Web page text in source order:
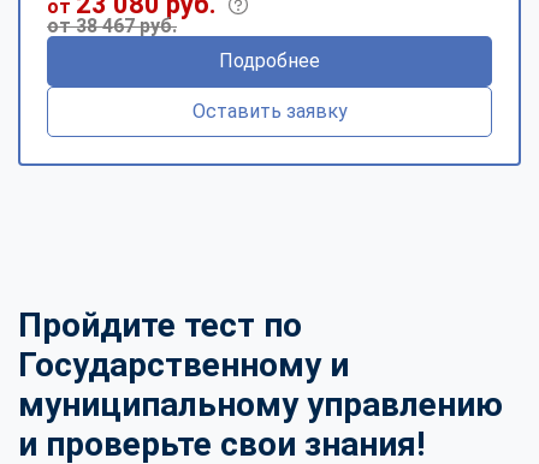
от
от 38 467 руб.
Подробнее
Оставить заявку
Пройдите тест по
Государственному и
муниципальному управлению
и проверьте свои знания!